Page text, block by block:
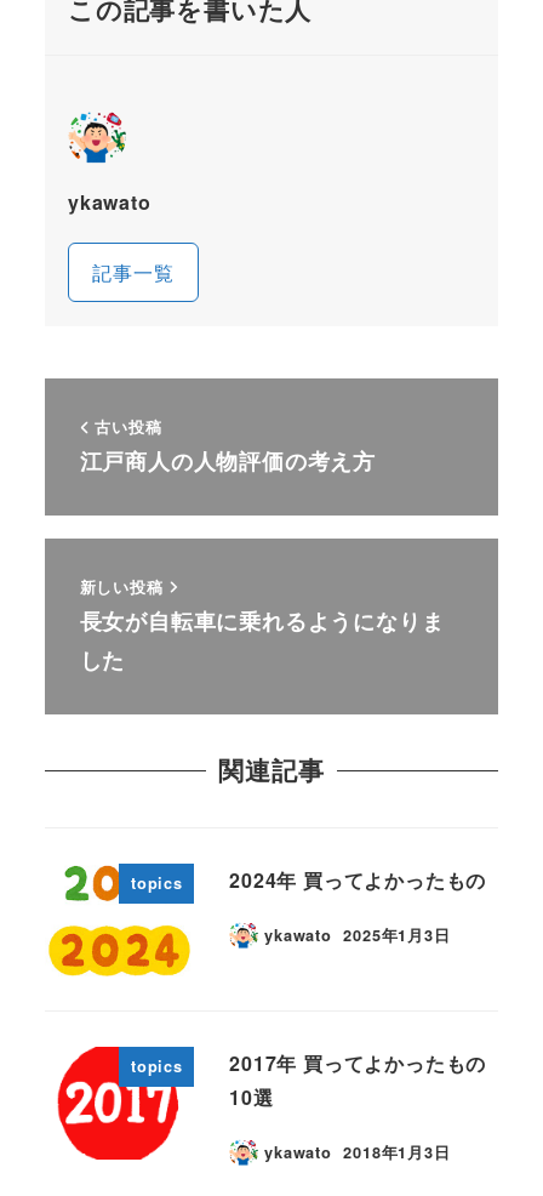
この記事を書いた人
ykawato
記事一覧
古い投稿
江戸商人の人物評価の考え方
新しい投稿
長女が自転車に乗れるようになりま
した
関連記事
topics 2024年 買ってよかったもの
ykawato 2025年1月3日
topics
2017年 買ってよかったもの
10選
ykawato 2018年1月3日